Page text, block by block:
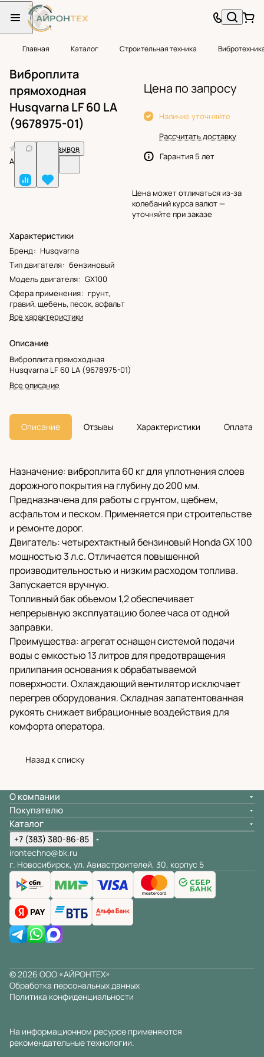
Главная Каталог Строительная техника
Виброплита
прямоходная
Husqvarna LF 60 LA
(9678975-01)
Нет отзывов
Арт.
Характеристики
Бренд: Husqvarna
Тип двигателя: бензиновый
Модель двигателя: GX100
Сфера применения: грунт,
гравий, щебень, песок, асфальт
Все характеристики
Описание
Виброплита прямоходная
Husqvarna LF 60 LA (9678975-01)
Все описание
Цена по запросу
Наличие уточняйте
Рассчитать доставку
Гарантия 5 лет
Цена может отличаться из-за
колебаний курса валют —
уточняйте при заказе
Описание Отзывы Характеристики Оплата
Назначение: виброплита 60 кг для уплотнения слоев
дорожного покрытия на глубину до 200 мм.
Предназначена для работы с грунтом, щебнем,
асфальтом и песком. Применяется при строительстве
и ремонте дорог.
Двигатель: четырехтактный бензиновый Honda GX 100
мощностью 3 л.с. Отличается повышенной
производительностью и низким расходом топлива.
Запускается вручную.
Топливный бак объемом 1,2 обеспечивает
непрерывную эксплуатацию более часа от одной
заправки.
Преимущества: агрегат оснащен системой подачи
воды с емкостью 13 литров для предотвращения
прилипания основания к обрабатываемой
поверхности. Охлаждающий вентилятор исключает
перегрев оборудования. Складная запатентованная
рукоять снижает вибрационные воздействия для
комфорта оператора.
Назад к списку
О компании
Покупателю
Каталог
+7 (383) 380-86-85
irontechno@bk.ru
г. Новосибирск, ул. Авиастроителей, 30, корпус 5
© 2026 ООО «АЙРОНТЕХ»
Обработка персональных данных
Политика конфиденциальности
На информационном ресурсе применяются
рекомендательные технологии.